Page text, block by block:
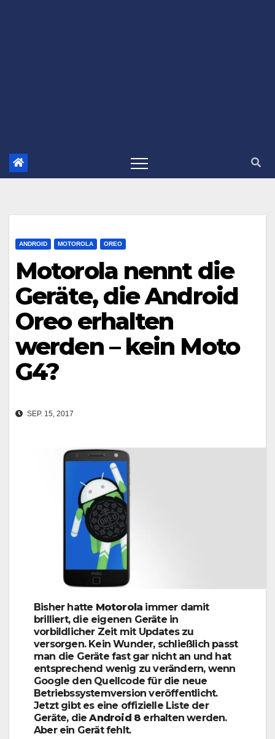
ANDROID MOTOROLA OREO
Motorola nennt die
Geräte, die Android
Oreo erhalten
werden – kein Moto
G4?
SEP. 15, 2017
Bisher hatte Motorola immer damit
brilliert, die eigenen Geräte in
vorbildlicher Zeit mit Updates zu
versorgen. Kein Wunder, schließlich passt
man die Geräte fast gar nicht an und hat
entsprechend wenig zu verändern, wenn
Google den Quellcode für die neue
Betriebssystemversion veröffentlicht.
Jetzt gibt es eine offizielle Liste der
Geräte, dieAndroid 8 erhalten werden.
Aber ein Gerät fehlt.